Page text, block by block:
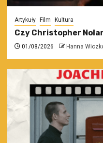
Artykuły Film Kultura
Czy Christopher
01/08/2026 Hanna